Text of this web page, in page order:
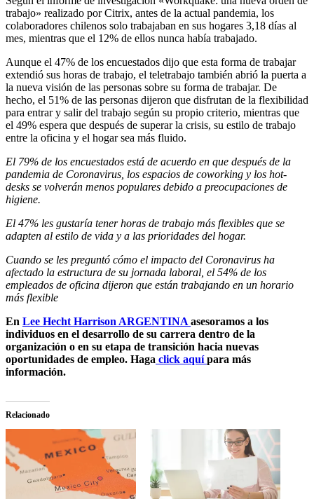
trabajo» realizado por Citrix, antes de la actual pandemia, los
colaboradores chilenos solo trabajaban en sus hogares 3,18 días al
mes, mientras que el 12% de ellos nunca había trabajado.
Aunque el 47% de los encuestados dijo que esta forma de trabajar
extendió sus horas de trabajo, el teletrabajo también abrió la puerta a
la nueva visión de las personas sobre su forma de trabajar. De
hecho, el 51% de las personas dijeron que disfrutan de la flexibilidad
para entrar y salir del trabajo según su propio criterio, mientras que
el 49% espera que después de superar la crisis, su estilo de trabajo
entre la oficina y el hogar sea más fluido.
El 79% de los encuestados está de acuerdo en que después de la
pandemia de Coronavirus, los espacios de coworking y los hot-
desks se volverán menos populares debido a preocupaciones de
higiene.
El 47% les gustaría tener horas de trabajo más flexibles que se
adapten al estilo de vida y a las prioridades del hogar.
Cuando se les preguntó cómo el impacto del Coronavirus ha
afectado la estructura de su jornada laboral, el 54% de los
empleados de oficina dijeron que están trabajando en un horario
más flexible
En Lee Hecht Harrison ARGENTINA asesoramos a los
individuos en el desarrollo de su carrera dentro de la
organización o en su etapa de transición hacia nuevas
oportunidades de empleo. Haga click aquípara más
información.
Relacionado